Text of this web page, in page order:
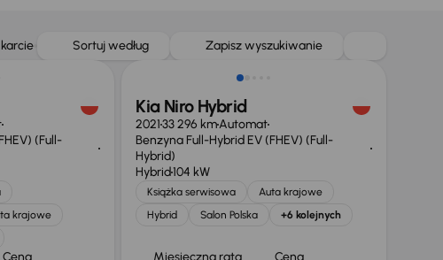
Sortuj według Zapisz wyszukiwanie
(Full-
krajowe
Cena
Taniej o 1 000 zł
Kia Niro Hybrid
202133 296 kmAutomat
Benzyna Full-Hybrid EV (FHEV) (Full-
Hybrid)
Hybrid104 kW
Książka serwisowa
Auta krajowe
Hybrid
Salon Polska +6 kolejnych
Miesięczna rata
Cena